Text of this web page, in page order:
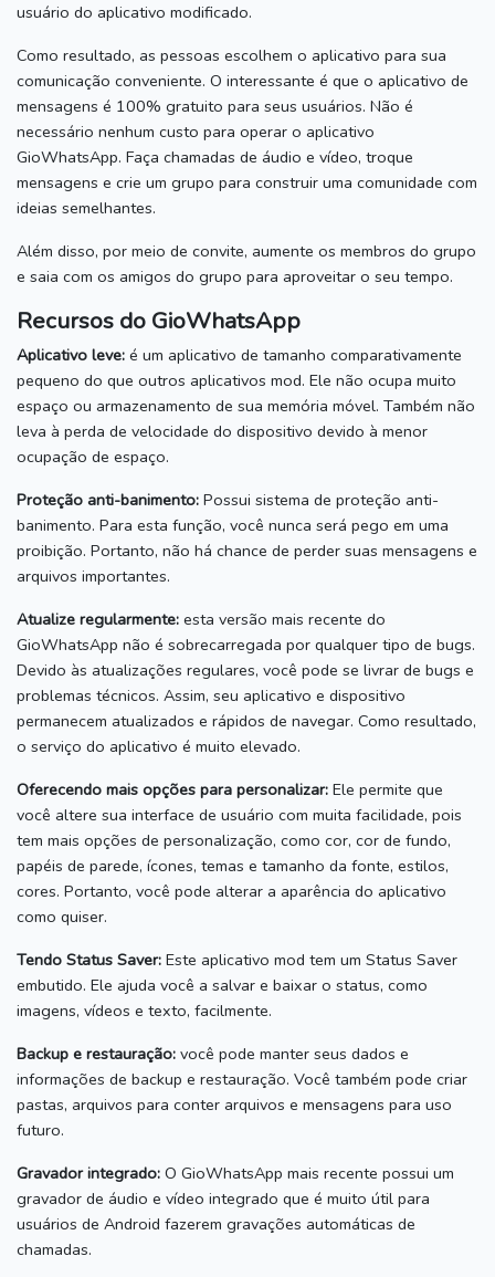
usuário do aplicativo modificado.
Como resultado, as pessoas escolhem o aplicativo para sua
comunicação conveniente. O interessante é que o aplicativo de
mensagens é 100% gratuito para seus usuários. Não é
necessário nenhum custo para operar o aplicativo
GioWhatsApp. Faça chamadas de áudio e vídeo, troque
mensagens e crie um grupo para construir uma comunidade com
ideias semelhantes.
Além disso, por meio de convite, aumente os membros do grupo
e saia com os amigos do grupo para aproveitar o seu tempo.
Recursos do GioWhatsApp
Aplicativo leve: é um aplicativo de tamanho comparativamente
pequeno do que outros aplicativos mod. Ele não ocupa muito
espaço ou armazenamento de sua memória móvel. Também não
leva à perda de velocidade do dispositivo devido à menor
ocupação de espaço.
Proteção anti-banimento: Possui sistema de proteção anti-
banimento. Para esta função, você nunca será pego em uma
proibição. Portanto, não há chance de perder suas mensagens e
arquivos importantes.
Atualize regularmente: esta versão mais recente do
GioWhatsApp não é sobrecarregada por qualquer tipo de bugs.
Devido às atualizações regulares, você pode se livrar de bugs e
problemas técnicos. Assim, seu aplicativo e dispositivo
permanecem atualizados e rápidos de navegar. Como resultado,
o serviço do aplicativo é muito elevado.
Oferecendo mais opções para personalizar: Ele permite que
você altere sua interface de usuário com muita facilidade, pois
tem mais opções de personalização, como cor, cor de fundo,
papéis de parede, ícones, temas e tamanho da fonte, estilos,
cores. Portanto, você pode alterar a aparência do aplicativo
como quiser.
Tendo Status Saver: Este aplicativo mod tem um Status Saver
embutido. Ele ajuda você a salvar e baixar o status, como
imagens, vídeos e texto, facilmente.
Backup e restauração: você pode manter seus dados e
informações de backup e restauração. Você também pode criar
pastas, arquivos para conter arquivos e mensagens para uso
futuro.
Gravador integrado: O GioWhatsApp mais recente possui um
gravador de áudio e vídeo integrado que é muito útil para
usuários de Android fazerem gravações automáticas de
chamadas.